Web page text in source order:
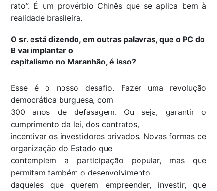
rato”. É um provérbio Chinês que se aplica bem à
realidade brasileira.
O sr. está dizendo, em outras palavras, que o PC do
B vai implantar o
capitalismo no Maranhão, é isso?
Esse é o nosso desafio. Fazer uma revolução
democrática burguesa, com
300 anos de defasagem. Ou seja, garantir o
cumprimento da lei, dos contratos,
incentivar os investidores privados. Novas formas de
organização do Estado que
contemplem a participação popular, mas que
permitam também o desenvolvimento
daqueles que querem empreender, investir, que